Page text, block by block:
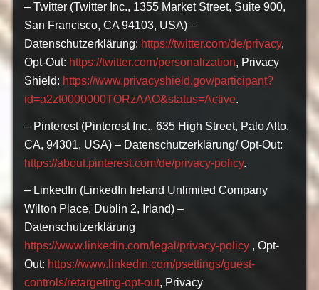
– Twitter (Twitter Inc., 1355 Market Street, Suite 900,
San Francisco, CA 94103, USA) –
Datenschutzerklärung: https://twitter.com/de/privacy,
Opt-Out: https://twitter.com/personalization, Privacy
Shield: https://www.privacyshield.gov/participant?
id=a2zt0000000TORzAAO&status=Active.
– Pinterest (Pinterest Inc., 635 High Street, Palo Alto,
CA, 94301, USA) – Datenschutzerklärung/ Opt-Out:
https://about.pinterest.com/de/privacy-policy.
– LinkedIn (LinkedIn Ireland Unlimited Company
Wilton Place, Dublin 2, Irland) –
Datenschutzerklärung
https://www.linkedin.com/legal/privacy-policy , Opt-
Out: https://www.linkedin.com/psettings/guest-
controls/retargeting-opt-out, Privacy